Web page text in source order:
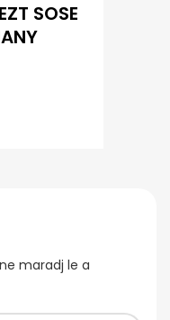
SOSE
maradj le a